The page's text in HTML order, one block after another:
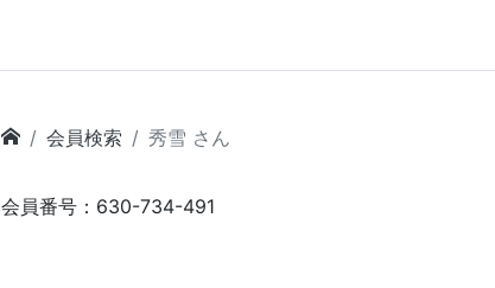
会員検索 秀雪 さん
会員番号：630-734-491